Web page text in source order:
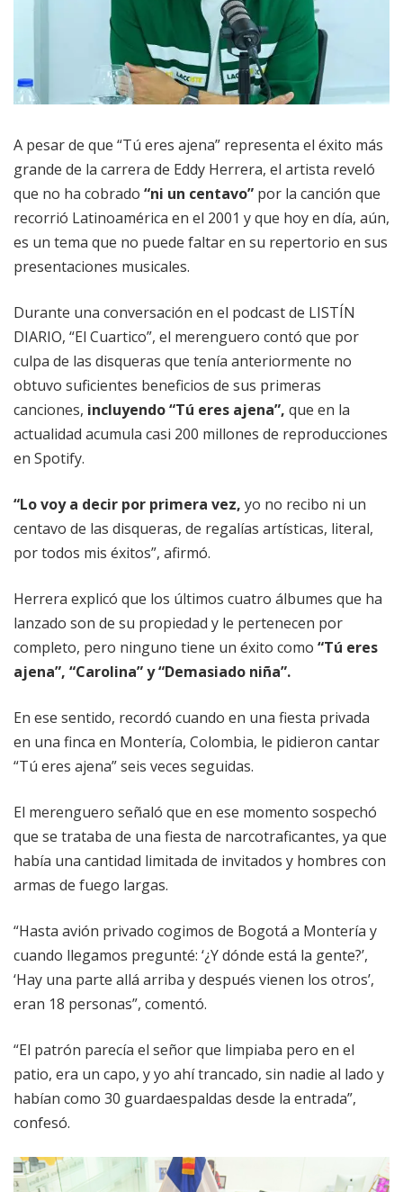
A pesar de que “Tú eres ajena” representa el éxito más
grande de la carrera de Eddy Herrera, el artista reveló
que no ha cobrado “ni un centavo” por la canción que
recorrió Latinoamérica en el 2001 y que hoy en día, aún,
es un tema que no puede faltar en su repertorio en sus
presentaciones musicales.
Durante una conversación en el podcast de LISTÍN
DIARIO, “El Cuartico”, el merenguero contó que por
culpa de las disqueras que tenía anteriormente no
obtuvo suficientes beneficios de sus primeras
canciones, incluyendo “Tú eres ajena”, que en la
actualidad acumula casi 200 millones de reproducciones
en Spotify.
“Lo voy a decir por primera vez, yo no recibo ni un
centavo de las disqueras, de regalías artísticas, literal,
por todos mis éxitos”, afirmó.
Herrera explicó que los últimos cuatro álbumes que ha
lanzado son de su propiedad y le pertenecen por
completo, pero ninguno tiene un éxito como “Tú eres
ajena”, “Carolina” y “Demasiado niña”.
En ese sentido, recordó cuando en una fiesta privada
en una finca en Montería, Colombia, le pidieron cantar
“Tú eres ajena” seis veces seguidas.
El merenguero señaló que en ese momento sospechó
que se trataba de una fiesta de narcotraficantes, ya que
había una cantidad limitada de invitados y hombres con
armas de fuego largas.
“Hasta avión privado cogimos de Bogotá a Montería y
cuando llegamos pregunté: ‘¿Y dónde está la gente?’,
‘Hay una parte allá arriba y después vienen los otros’,
eran 18 personas”, comentó.
“El patrón parecía el señor que limpiaba pero en el
patio, era un capo, y yo ahí trancado, sin nadie al lado y
habían como 30 guardaespaldas desde la entrada”,
confesó.